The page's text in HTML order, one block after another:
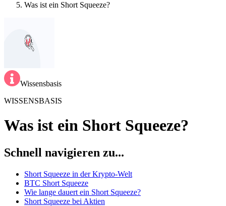
Was ist ein Short Squeeze?
Wissensbasis
WISSENSBASIS
Was ist ein Short Squeeze?
Schnell navigieren zu...
Short Squeeze in der Krypto-Welt
BTC Short Squeeze
Wie lange dauert ein Short Squeeze?
Short Squeeze bei Aktien